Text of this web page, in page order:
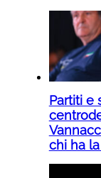
Partiti e
chi ha